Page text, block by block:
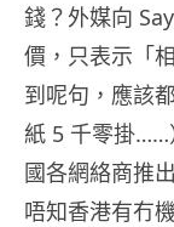
錢？外媒向
價，只表示「
到呢句，應該
紙 5 千零掛……
國各網絡商推
唔知香港有冇